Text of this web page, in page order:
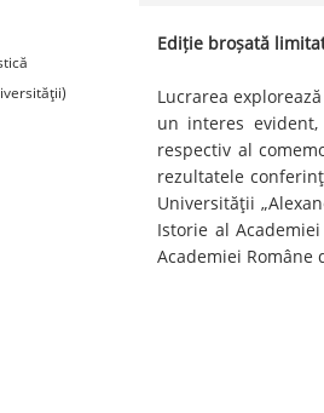
Ediție broșată
Lucrarea
un interes
respectiv al
rezultatele
Universităţii
Istorie al
Academiei Române